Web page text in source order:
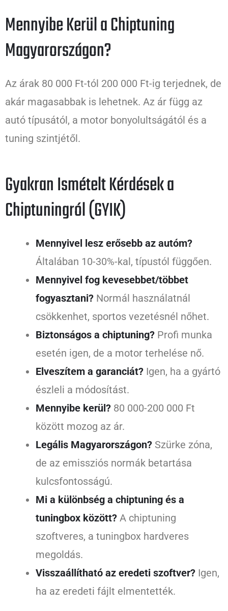
Mennyibe Kerül a Chiptuning
Magyarországon?
Az árak 80 000 Ft-tól 200 000 Ft-ig terjednek, de
akár magasabbak is lehetnek. Az ár függ az
autó típusától, a motor bonyolultságától és a
tuning szintjétől.
Gyakran Ismételt Kérdések a
Chiptuningról (GYIK)
Mennyivel lesz erősebb az autóm?
Általában 10-30%-kal, típustól függően.
Mennyivel fog kevesebbet/többet
fogyasztani? Normál használatnál
csökkenhet, sportos vezetésnél nőhet.
Biztonságos a chiptuning? Profi munka
esetén igen, de a motor terhelése nő.
Elveszítem a garanciát? Igen, ha a gyártó
észleli a módosítást.
Mennyibe kerül? 80 000-200 000 Ft
között mozog az ár.
Legális Magyarországon? Szürke zóna,
de az emissziós normák betartása
kulcsfontosságú.
Mi a különbség a chiptuning és a
tuningbox között? A chiptuning
szoftveres, a tuningbox hardveres
megoldás.
Visszaállítható az eredeti szoftver? Igen,
ha az eredeti fájlt elmentették.